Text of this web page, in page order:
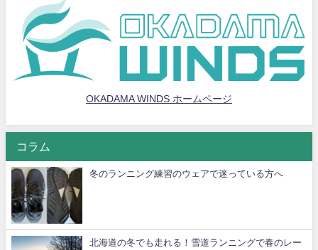
OKADAMA WINDS ホームページ
コラム
冬のランニング練習のウェアで迷っている方へ
北海道の冬でも走れる！雪道ランニングで春のレー